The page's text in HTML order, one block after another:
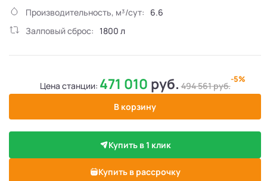
Производительность, м³/сут:
6.6
Залповый сброс: 1800 л
Цена станции: 471 010 руб. 494 561руб.
-5%
В корзину
Купить в 1 клик
Купить в рассрочку